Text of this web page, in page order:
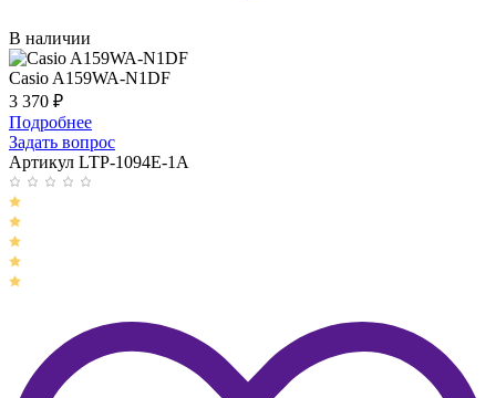
В наличии
Casio A159WA-N1DF
3 370 ₽
Подробнее
Задать вопрос
Артикул LTP-1094E-1A